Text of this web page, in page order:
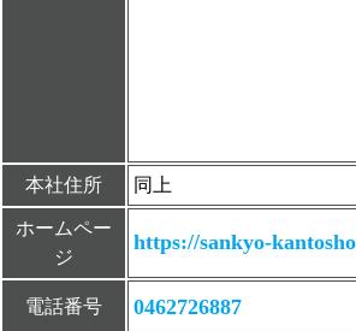
本社住所 同上
ホームペー
ジ
https://sankyo-
電話番号 0462726887